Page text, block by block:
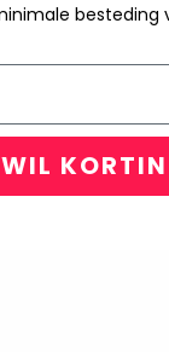
besteding